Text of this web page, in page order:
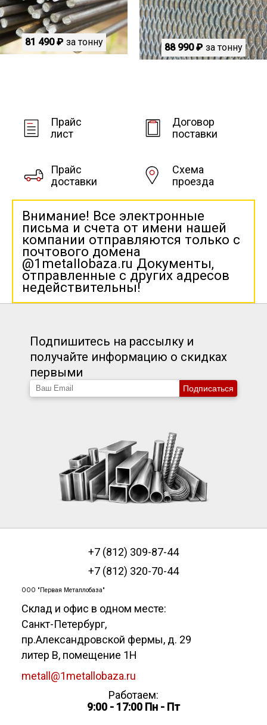
81 490 ₽ за тонну 88 990 ₽ за тонну
Прайс
лист
Договор
поставки
Прайс
доставки
Схема
проезда
Внимание! Все электронные
письма и счета от имени нашей
компании отправляются только с
почтового домена
@1metallobaza.ru Документы,
отправленные с других адресов
недействительны!
Подпишитесь на рассылку и
получайте информацию о скидках
первыми
Подписаться
+7 (812) 309-87-44
+7 (812) 320-70-44
ООО "Первая Металлобаза"
Склад и офис в одном месте:
Санкт-Петербург,
пр.Александровской фермы, д. 29
литер В, помещение 1Н
metall@1metallobaza.ru
Работаем:
9:00 - 17:00 Пн - Пт